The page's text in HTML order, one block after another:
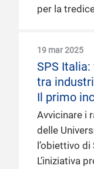
per la
19 mar 2025
SPS
tra
Il primo
Avvicinare i
delle
l’obiettivo
L’iniziativa